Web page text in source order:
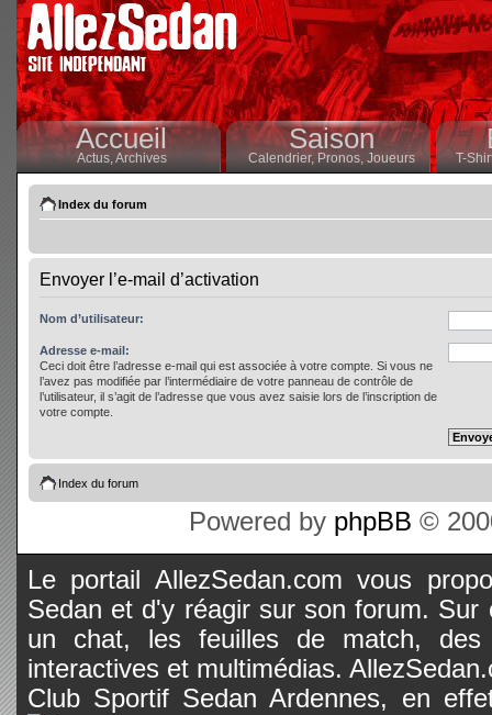
Accueil
Actus,Archives
Saison
Calendrier,Pronos, Joueurs T-
Index du forum
Envoyer l’e-mail d’activation
Nom d’utilisateur:
Adresse e-mail:
Ceci doit être l’adresse e-mail qui est associée à votre compte. Si vous ne
l’avez pas modifiée par l’intermédiaire de votre panneau de contrôle de
l’utilisateur, il s’agit de l’adresse que vous avez saisie lors de l’inscription de
votre compte.
Index du forum
Powered by phpBB ©
Le portail AllezSedan.com vous
Sedan et d'y réagir sur son forum.
un chat, les feuilles de match, des
interactives et multimédias.
Club Sportif Sedan Ardennes, en